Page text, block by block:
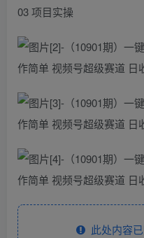
03 项目实操
此处内容已